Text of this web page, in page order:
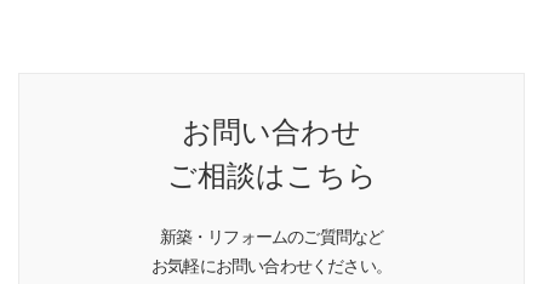
お問い合わせ
ご相談はこちら
新築・リフォームのご質問など
お気軽にお問い合わせください。